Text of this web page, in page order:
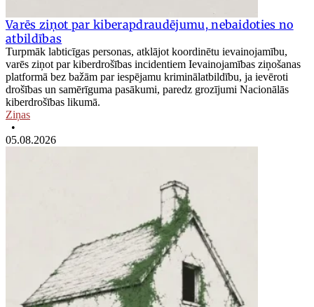
Varēs ziņot par kiberapdraudējumu, nebaidoties no
atbildības
Turpmāk labticīgas personas, atklājot koordinētu ievainojamību,
varēs ziņot par kiberdrošības incidentiem Ievainojamības ziņošanas
platformā bez bažām par iespējamu kriminālatbildību, ja ievēroti
drošības un samērīguma pasākumi, paredz grozījumi Nacionālās
kiberdrošības likumā.
Ziņas
•
05.08.2026